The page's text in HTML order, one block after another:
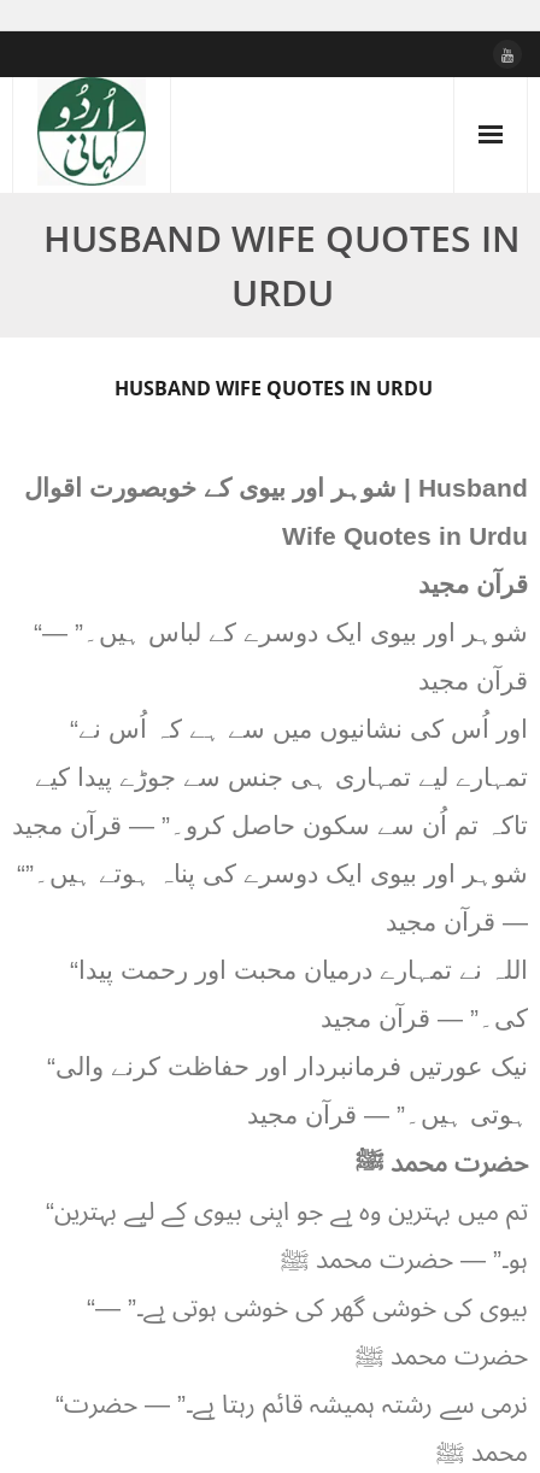
content
HUSBAND WIFE QUOTES IN
URDU
HUSBAND WIFE QUOTES IN URDU
شوہر اور بیوی کے خوبصورت اقوال | Husband
Wife Quotes in Urdu
قرآن مجید
“شوہر اور بیوی ایک دوسرے کے لباس ہیں۔” —
قرآن مجید
“اور اُس کی نشانیوں میں سے ہے کہ اُس نے
تمہارے لیے تمہاری ہی جنس سے جوڑے پیدا کیے
تاکہ تم اُن سے سکون حاصل کرو۔” — قرآن مجید
“شوہر اور بیوی ایک دوسرے کی پناہ ہوتے ہیں۔”
— قرآن مجید
“اللہ نے تمہارے درمیان محبت اور رحمت پیدا
کی۔” — قرآن مجید
“نیک عورتیں فرمانبردار اور حفاظت کرنے والی
ہوتی ہیں۔” — قرآن مجید
حضرت محمد ﷺ
“تم میں بہترین وہ ہے جو اپنی بیوی کے لیے بہترین
ہو۔” — حضرت محمد ﷺ
“بیوی کی خوشی گھر کی خوشی ہوتی ہے۔” —
حضرت محمد ﷺ
“نرمی سے رشتہ ہمیشہ قائم رہتا ہے۔” — حضرت
محمد ﷺ